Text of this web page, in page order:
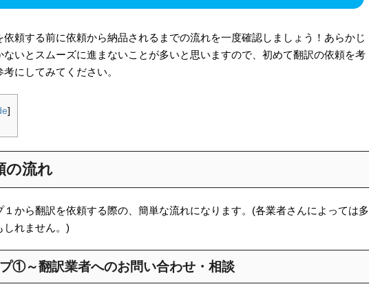
依頼する前に依頼から納品されるまでの流れを一度確認しましょう！あらかじ
ないとスムーズに進まないことが多いと思いますので、初めて翻訳の依頼を考
にしてみてください。
]
の流れ
１から翻訳を依頼する際の、簡単な流れになります。(各業者さんによっては多
しれません。)
①～翻訳業者へのお問い合わせ・相談